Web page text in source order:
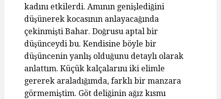
kadını etkilerdi. Amının genişlediğini
düşünerek kocasının anlayacağında
çekinmişti Bahar. Doğrusu aptal bir
düşünceydi bu. Kendisine böyle bir
düşüncenin yanlış olduğunu detaylı olarak
anlattım. Küçük kalçalarını iki elimle
gererek araladığımda, farklı bir manzara
görmemiştim. Göt deliğinin ağız kısmı